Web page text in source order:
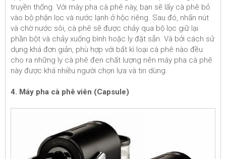
truyền thống. Với máy pha cà phê này, bạn sẽ lấy cà phê bỏ
vào bộ phận lọc và nước lạnh ở hộc riêng. Sau đó, nhấn nút
và chờ nước sôi, cà phê sẽ được chảy qua bộ lọc giữ lại
phần bột và chảy xuống bình hoặc ly đặt sẵn. Và bởi cách sử
dụng khá đơn giản, phù hợp với bất kì loại cà phê nào đều
cho ra những ly cà phê đen chất lượng nên máy pha cà phê
này được khá nhiều người chọn lựa và tin dùng.
4. Máy pha cà phê viên (Capsule)